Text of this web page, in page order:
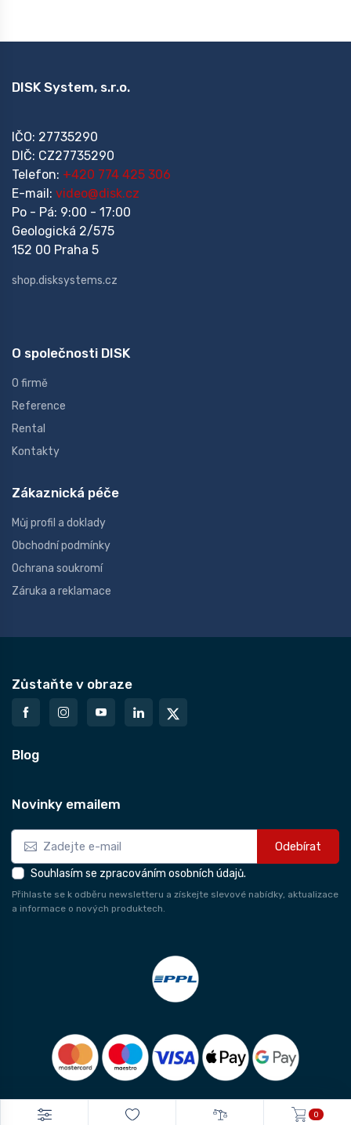
DISK System, s.r.o.
IČO: 27735290
DIČ: CZ27735290
Telefon: +420 774 425 306
E-mail: video@disk.cz
Po - Pá: 9:00 - 17:00
Geologická 2/575
152 00 Praha 5
shop.disksystems.cz
O společnosti DISK
O firmě
Reference
Rental
Kontakty
Zákaznická péče
Můj profil a doklady
Obchodní podmínky
Ochrana soukromí
Záruka a reklamace
Zůstaňte v obraze
Blog
Novinky emailem
Odebírat
Souhlasím se zpracováním osobních údajů.
Přihlaste se k odběru newsletteru a získejte slevové nabídky, aktualizace
a informace o nových produktech.
0